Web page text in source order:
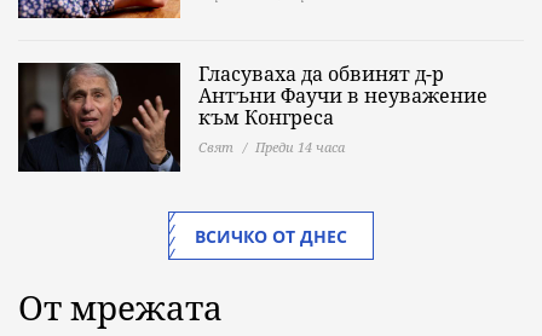
Гласуваха да обвинят д-р
Антъни Фаучи в неуважение
към Конгреса
Свят Преди 14 часа
ВСИЧКО ОТ ДНЕС
От мрежата